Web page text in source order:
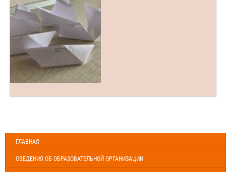
ГЛАВНАЯ
СВЕДЕНИЯ ОБ ОБРАЗОВАТЕЛЬНОЙ ОРГАНИЗАЦИИ